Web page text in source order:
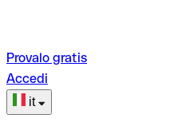
Provalo gratis
Accedi
it